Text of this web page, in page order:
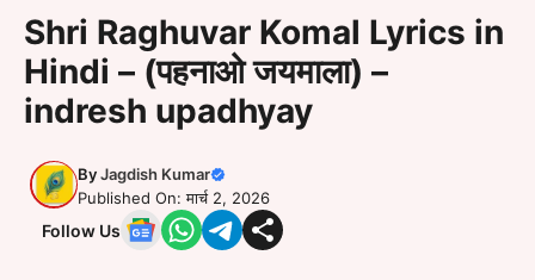
Shri Raghuvar Komal Lyrics in
Hindi – (पहनाओ जयमाला) –
indresh upadhyay
ByJagdish Kumar
Published On: मार्च 2, 2026
Follow Us